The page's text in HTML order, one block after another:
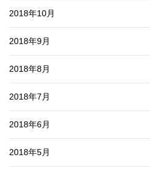
2018年10月
2018年9月
2018年8月
2018年7月
2018年6月
2018年5月